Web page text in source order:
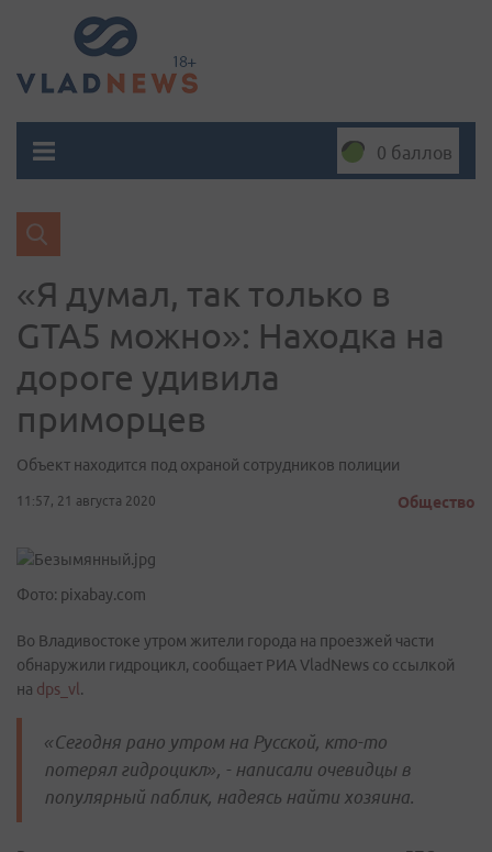
0 баллов
«Я думал, так только в
GTA5 можно»: Находка на
дороге удивила
приморцев
Объект находится под охраной сотрудников полиции
11:57, 21 августа 2020 Общество
Фото: pixabay.com
Во Владивостоке утром жители города на проезжей части
обнаружили гидроцикл, сообщает РИА VladNews со ссылкой
на dps_vl .
«Сегодня рано утром на Русской, кто-то
потерял гидроцикл», - написали очевидцы в
популярный паблик, надеясь найти хозяина.